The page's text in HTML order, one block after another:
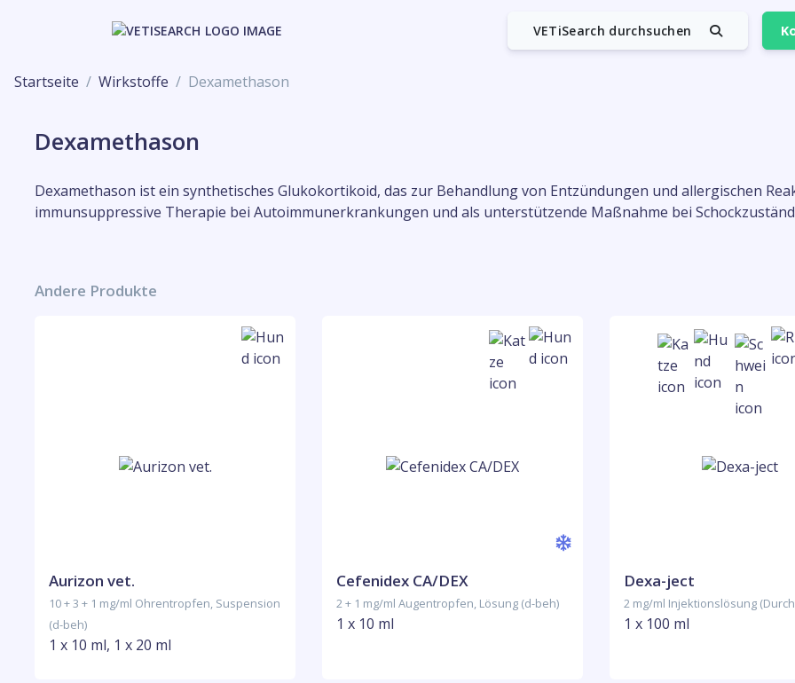
VETiSearch durchsuchen
Startseite Wirkstoffe Dexamethason
Dexamethason
Dexamethason ist ein synthetisches Glukokortikoid, das zur Behandlung von Entzündungen und allergischen
immunsuppressive Therapie bei Autoimmunerkrankungen und als unterstützende Maßnahme bei
Andere Produkte
Aurizon vet.
10 + 3 + 1 mg/ml Ohrentropfen, Suspension
(d-beh)
1 x 10 ml, 1 x 20 ml
Cefenidex CA/DEX
2 + 1 mg/ml Augentropfen, Lösung (d-beh)
1 x 10 ml
Dexa-ject
2 mg/ml Injektionslösung
1 x 100 ml